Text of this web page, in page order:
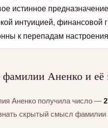
истинное
интуицией, финансовой
к перепадам
Аненко и её
Аненко получила число — 2
скрытый смысл фамилии